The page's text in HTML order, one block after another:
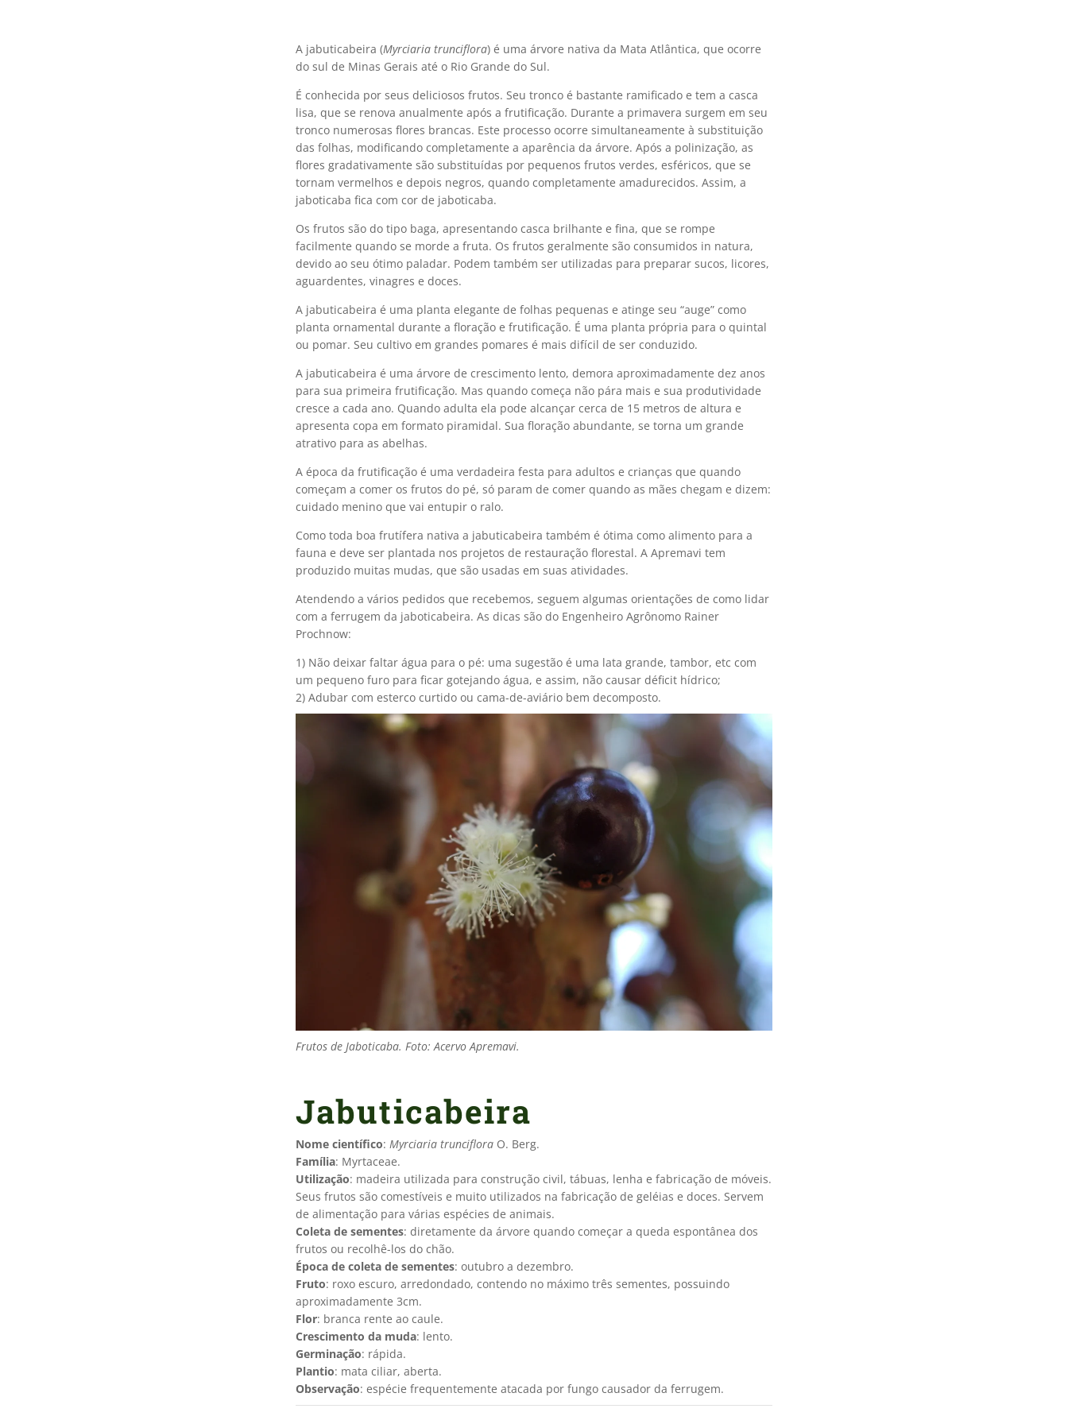
A jabuticabeira (Myrciaria trunciflora) é uma árvore nativa da Mata Atlântica, que ocorre
do sul de Minas Gerais até o Rio Grande do Sul.
É conhecida por seus deliciosos frutos. Seu tronco é bastante ramificado e tem a casca
lisa, que se renova anualmente após a frutificação. Durante a primavera surgem em seu
tronco numerosas flores brancas. Este processo ocorre simultaneamente à substituição
das folhas, modificando completamente a aparência da árvore. Após a polinização, as
flores gradativamente são substituídas por pequenos frutos verdes, esféricos, que se
tornam vermelhos e depois negros, quando completamente amadurecidos. Assim, a
jaboticaba fica com cor de jaboticaba.
Os frutos são do tipo baga, apresentando casca brilhante e fina, que se rompe
facilmente quando se morde a fruta. Os frutos geralmente são consumidos in natura,
devido ao seu ótimo paladar. Podem também ser utilizadas para preparar sucos, licores,
aguardentes, vinagres e doces.
A jabuticabeira é uma planta elegante de folhas pequenas e atinge seu “auge” como
planta ornamental durante a floração e frutificação. É uma planta própria para o quintal
ou pomar. Seu cultivo em grandes pomares é mais difícil de ser conduzido.
A jabuticabeira é uma árvore de crescimento lento, demora aproximadamente dez anos
para sua primeira frutificação. Mas quando começa não pára mais e sua produtividade
cresce a cada ano. Quando adulta ela pode alcançar cerca de 15 metros de altura e
apresenta copa em formato piramidal. Sua floração abundante, se torna um grande
atrativo para as abelhas.
A época da frutificação é uma verdadeira festa para adultos e crianças que quando
começam a comer os frutos do pé, só param de comer quando as mães chegam e dizem:
cuidado menino que vai entupir o ralo.
Como toda boa frutífera nativa a jabuticabeira também é ótima como alimento para a
fauna e deve ser plantada nos projetos de restauração florestal. A Apremavi tem
produzido muitas mudas, que são usadas em suas atividades.
Atendendo a vários pedidos que recebemos, seguem algumas orientações de como lidar
com a ferrugem da jaboticabeira. As dicas são do Engenheiro Agrônomo Rainer
Prochnow:
1) Não deixar faltar água para o pé: uma sugestão é uma lata grande, tambor, etc com
um pequeno furo para ficar gotejando água, e assim, não causar déficit hídrico;
2) Adubar com esterco curtido ou cama-de-aviário bem decomposto.
Frutos de Jaboticaba. Foto: Acervo Apremavi.
Jabuticabeira
Nome científico: Myrciaria trunciflora O. Berg.
Família: Myrtaceae.
Utilização: madeira utilizada para construção civil, tábuas, lenha e fabricação de móveis.
Seus frutos são comestíveis e muito utilizados na fabricação de geléias e doces. Servem
de alimentação para várias espécies de animais.
Coleta de sementes: diretamente da árvore quando começar a queda espontânea dos
frutos ou recolhê-los do chão.
Época de coleta de sementes: outubro a dezembro.
Fruto: roxo escuro, arredondado, contendo no máximo três sementes, possuindo
aproximadamente 3cm.
Flor: branca rente ao caule.
Crescimento da muda: lento.
Germinação: rápida.
Plantio: mata ciliar, aberta.
Observação: espécie frequentemente atacada por fungo causador da ferrugem.